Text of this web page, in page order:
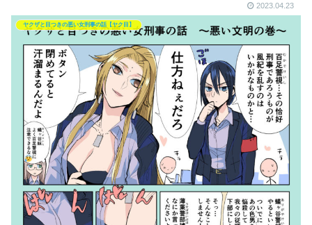
2023.04.23
ヤクザと目つきの悪い女刑事の話【ヤク目】